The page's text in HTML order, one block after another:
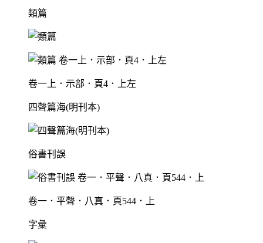
類篇
卷一上．示部．頁4．上左
四聲篇海(明刊本)
俗書刊誤
卷一．平聲．八真．頁544．上
字彙